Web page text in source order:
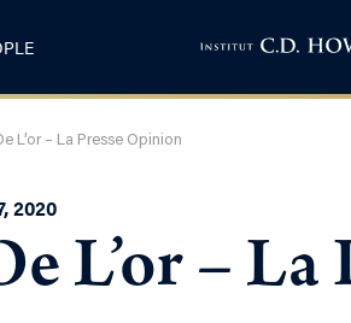
L’or – La Presse Opinion
2020
L’or –